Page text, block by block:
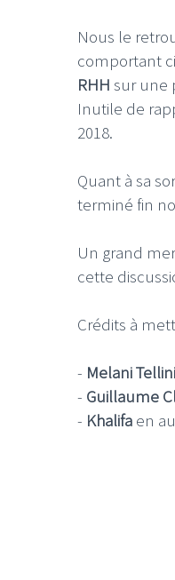
Nous le
comportant
RHH sur une
Inutile de
2018.
Quant à sa
terminé fin
Un grand
cette
Crédits à
- Melani Tellini
- Guillaume
- Khalifa en